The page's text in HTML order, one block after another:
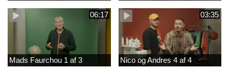
06:17
Mads Faurchou 1 af 3
03:35
Nico og Andres 4 af 4